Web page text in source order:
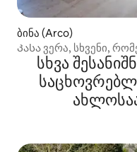
ბინა (Arco)
Კასა ვერა, სხვენი,
გადაჰყურებს
სხვა